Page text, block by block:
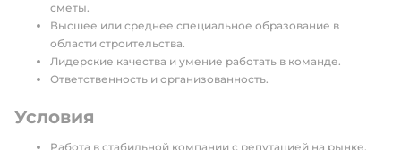
сметы.
Высшее или среднее специальное образование в
области строительства.
Лидерские качества и умение работать в команде.
Ответственность и организованность.
Условия
Работа в стабильной компании с репутацией на рынке.